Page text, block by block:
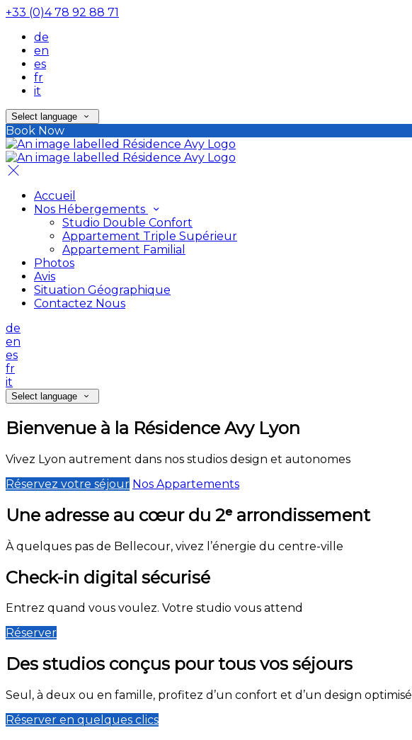
+33 (0)4 78 92 88 71
de
en
es
fr
it
Select language
Book Now
Accueil
Nos Hébergements
Studio Double Confort
Appartement Triple Supérieur
Appartement Familial
Photos
Avis
Situation Géographique
Contactez Nous
de
en
es
fr
it
Select language
Bienvenue à la Résidence Avy Lyon
Vivez Lyon autrement dans nos studios design et autonomes
Réservez votre séjour Nos Appartements
Une adresse au cœur du 2ᵉ arrondissement
À quelques pas de Bellecour, vivez l’énergie du centre-ville
Check-in digital sécurisé
Entrez quand vous voulez. Votre studio vous attend
Réserver
Des studios conçus pour tous vos séjours
Seul, à deux ou en famille, profitez d’un confort et d’un design
Réserver en quelques clics